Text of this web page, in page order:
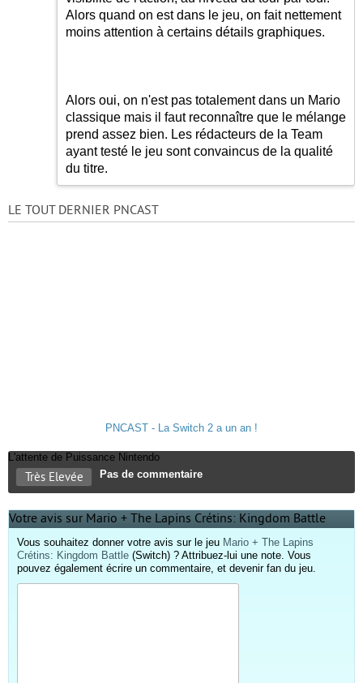
Alors quand on est dans le jeu, on fait nettement
moins attention à certains détails graphiques.
Alors oui, on n'est pas totalement dans un Mario
classique mais il faut reconnaître que le mélange
prend assez bien. Les rédacteurs de la Team
ayant testé le jeu sont convaincus de la qualité
du titre.
LE TOUT DERNIER PNCAST
PNCAST - La Switch 2 a un an !
L'attente de Puissance Nintendo
Très Elevée Pas de commentaire
Votre avis sur Mario + The Lapins Crétins: Kingdom Battle
Vous souhaitez donner votre avis sur le jeu Mario + The Lapins
Crétins: Kingdom Battle (Switch) ? Attribuez-lui une note. Vous
pouvez également écrire un commentaire, et devenir fan du jeu.